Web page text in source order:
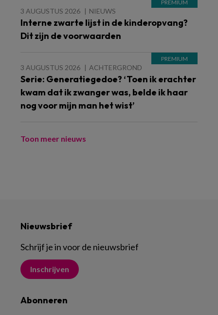
3 AUGUSTUS 2026 NIEUWS
Interne zwarte lijst in de kinderopvang?
Dit zijn de voorwaarden
3 AUGUSTUS 2026 ACHTERGROND
Serie: Generatiegedoe? ‘Toen ik erachter
kwam dat ik zwanger was, belde ik haar
nog voor mijn man het wist’
Toon meer nieuws
Nieuwsbrief
Schrijf je in voor de nieuwsbrief
Inschrijven
Abonneren